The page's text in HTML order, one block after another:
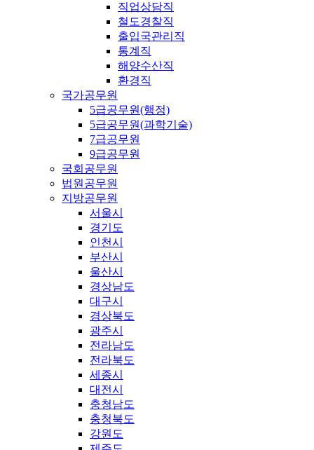
직업상담직
철도경찰직
출입국관리직
통계직
해양수산직
환경직
국가공무원
5급공무원(행정)
5급공무원(과학기술)
7급공무원
9급공무원
국회공무원
법원공무원
지방공무원
서울시
경기도
인천시
부산시
울산시
경상남도
대구시
경상북도
광주시
전라남도
전라북도
세종시
대전시
충청남도
충청북도
강원도